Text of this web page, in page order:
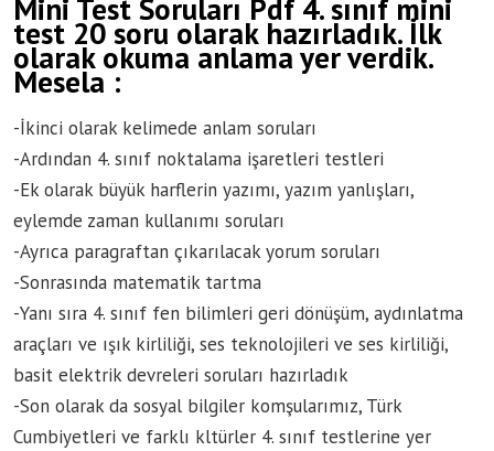
Mini Test Soruları Pdf 4. sınıf mini
test 20 soru olarak hazırladık. İlk
olarak okuma anlama yer verdik.
Mesela :
-İkinci olarak kelimede anlam soruları
-Ardından 4. sınıf noktalama işaretleri testleri
-Ek olarak büyük harflerin yazımı, yazım yanlışları,
eylemde zaman kullanımı soruları
-Ayrıca paragraftan çıkarılacak yorum soruları
-Sonrasında matematik tartma
-Yanı sıra 4. sınıf fen bilimleri geri dönüşüm, aydınlatma
araçları ve ışık kirliliği, ses teknolojileri ve ses kirliliği,
basit elektrik devreleri soruları hazırladık
-Son olarak da sosyal bilgiler komşularımız, Türk
Cumbiyetleri ve farklı kltürler 4. sınıf testlerine yer